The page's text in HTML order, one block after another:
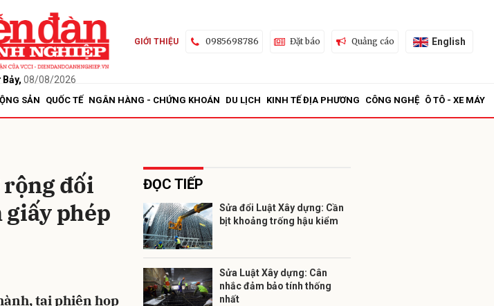
08/08/2026
GIỚI THIỆU 0985698786 Đặt báo Quảng cáo English
SẢN QUỐC TẾ NGÂN HÀNG - CHỨNG KHOÁN DU LỊCH KINH TẾ ĐỊA PHƯƠNG CÔNG NGHỆ Ô TÔ - XE MÁY
rộng đối
phép
tại phiên họp
ĐỌC TIẾP
Sửa đổi Luật Xây dựng: Cần
bịt khoảng trống hậu kiểm
Sửa Luật Xây dựng: Cân
nhắc đảm bảo tính thống
nhất
Gửi